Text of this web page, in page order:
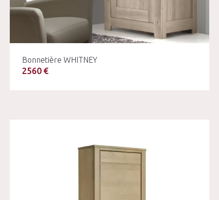
Bonnetière WHITNEY
2560 €